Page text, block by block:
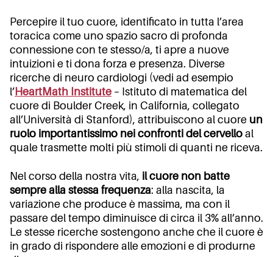
Percepire il tuo cuore, identificato in tutta l’area
toracica come uno spazio sacro di profonda
connessione con te stesso/a, ti apre a nuove
intuizioni e ti dona forza e presenza. Diverse
ricerche di neuro cardiologi (vedi ad esempio
l’HeartMath Institute – Istituto di matematica del
cuore di Boulder Creek, in California, collegato
all’Università di Stanford), attribuiscono al cuore un
ruolo importantissimo nei confronti del cervello al
quale trasmette molti più stimoli di quanti ne riceva.
Nel corso della nostra vita, il cuore non batte
sempre alla stessa frequenza: alla nascita, la
variazione che produce è massima, ma con il
passare del tempo diminuisce di circa il 3% all’anno.
Le stesse ricerche sostengono anche che il cuore è
in grado di rispondere alle emozioni e di produrne